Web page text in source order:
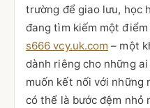
trường để giao lưu, học
đang tìm kiếm một
s666 vcy.uk.com – một
dành riêng cho những
muốn kết nối với những
có thể là bước đệm nhỏ